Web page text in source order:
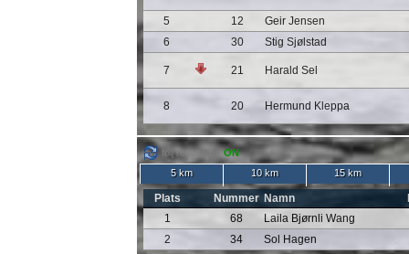
5 12
Geir Jensen
6
30 Stig Sjølstad
7 21 Harald Sel
8 20 Hermund Kleppa
följ resultater:ON
5 km
10 km 15 km
Plats Nummer Namn
1
68
Laila Bjørnli Wang
2
34 Sol Hagen